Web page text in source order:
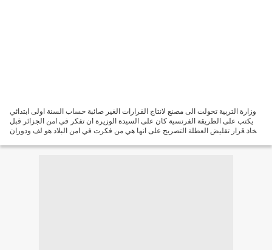
وزارة التربية تحولت الى مصنع لانتاج القرارات الغير صائبة حساب السنة اولى ابتدائي
يكتب على الطريقة الفرنسية كان على السيدة الوزيرة ان تفكر في امن الجزائر قبل
اتخاذ قرار تقليض العطلة التصريح على انها هي من فكرت في امن البلاد هو لف ودوران